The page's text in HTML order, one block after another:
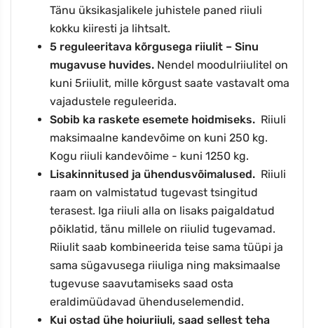
Tänu üksikasjalikele juhistele paned riiuli
kokku kiiresti ja lihtsalt.
5 reguleeritava kõrgusega riiulit – Sinu
mugavuse huvides. Nendel moodulriiulitel on
kuni 5riiulit, mille kõrgust saate vastavalt oma
vajadustele reguleerida.
Sobib ka raskete esemete hoidmiseks. Riiuli
maksimaalne kandevõime on kuni 250 kg.
Kogu riiuli kandevõime - kuni 1250 kg.
Lisakinnitused ja ühendusvõimalused. Riiuli
raam on valmistatud tugevast tsingitud
terasest. Iga riiuli alla on lisaks paigaldatud
põiklatid, tänu millele on riiulid tugevamad.
Riiulit saab kombineerida teise sama tüüpi ja
sama sügavusega riiuliga ning maksimaalse
tugevuse saavutamiseks saad osta
eraldimüüdavad ühenduselemendid.
Kui ostad ühe hoiuriiuli, saad sellest teha